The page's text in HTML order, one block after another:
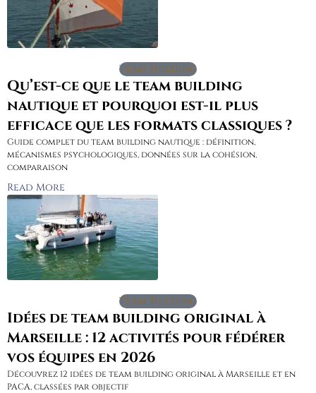
Team Building
Qu’est-ce que le team building
nautique et pourquoi est-il plus
efficace que les formats classiques ?
Guide complet du team building nautique : définition,
mécanismes psychologiques, données sur la cohésion,
comparaison
Read More
Team Building
Idées de team building original à
Marseille : 12 activités pour fédérer
vos équipes en 2026
Découvrez 12 idées de team building original à Marseille et en
PACA, classées par objectif